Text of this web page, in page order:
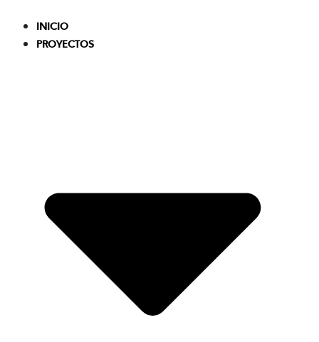
content
INICIO
PROYECTOS